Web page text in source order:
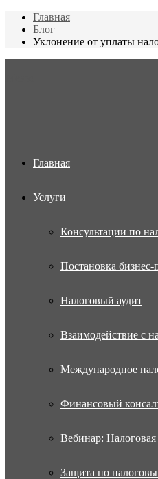
Главная
Блог
Уклонение от уплаты
Главная
Услуги
Консультации по
Постановка бизнес-
Налоговый аудит
Взаимодействие с
Международное
Финансовый
Вебинар:
Защита по